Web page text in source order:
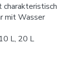
charakteristisch
mit Wasser
L, 20 L